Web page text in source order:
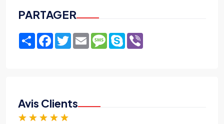
PARTAGER
ShareFacebook
TwitterEmailMessage
Skype
Avis Clients
★ ★ ★ ★ ★